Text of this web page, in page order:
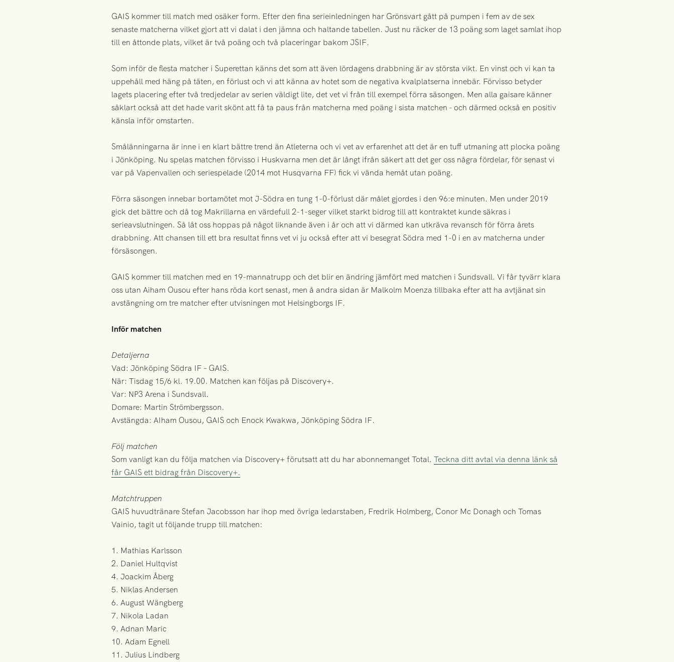
GAIS kommer till match med osäker form. Efter den fina serieinledningen har Grönsvart gått på pumpen i fem av de sex
senaste matcherna vilket gjort att vi dalat i den jämna och haltande tabellen. Just nu räcker de 13 poäng som laget samlat ihop
till en åttonde plats, vilket är två poäng och två placeringar bakom JSIF.
Som inför de flesta matcher i Superettan känns det som att även lördagens drabbning är av största vikt. En vinst och vi kan ta
uppehåll med häng på täten, en förlust och vi att känna av hotet som de negativa kvalplatserna innebär. Förvisso betyder
lagets placering efter två tredjedelar av serien väldigt lite, det vet vi från till exempel förra säsongen. Men alla gaisare känner
såklart också att det hade varit skönt att få ta paus från matcherna med poäng i sista matchen - och därmed också en positiv
känsla inför omstarten.
Smålänningarna är inne i en klart bättre trend än Atleterna och vi vet av erfarenhet att det är en tuff utmaning att plocka poäng
i Jönköping. Nu spelas matchen förvisso i Huskvarna men det är långt ifrån säkert att det ger oss några fördelar, för senast vi
var på Vapenvallen och seriespelade (2014 mot Husqvarna FF) fick vi vända hemåt utan poäng.
Förra säsongen innebar bortamötet mot J-Södra en tung 1-0-förlust där målet gjordes i den 96:e minuten. Men under 2019
gick det bättre och då tog Makrillarna en värdefull 2-1-seger vilket starkt bidrog till att kontraktet kunde säkras i
serieavslutningen. Så låt oss hoppas på något liknande även i år och att vi därmed kan utkräva revansch för förra årets
drabbning. Att chansen till ett bra resultat finns vet vi ju också efter att vi besegrat Södra med 1-0 i en av matcherna under
försäsongen.
GAIS kommer till matchen med en 19-mannatrupp och det blir en ändring jämfört med matchen i Sundsvall. Vi får tyvärr klara
oss utan Aiham Ousou efter hans röda kort senast, men å andra sidan är Malkolm Moenza tillbaka efter att ha avtjänat sin
avstängning om tre matcher efter utvisningen mot Helsingborgs IF.
Inför matchen
Detaljerna
Vad: Jönköping Södra IF – GAIS.
När: Tisdag 15/6 kl. 19.00. Matchen kan följas på Discovery+.
Var: NP3 Arena i Sundsvall.
Domare: Martin Strömbergsson.
Avstängda: AIham Ousou, GAIS och Enock Kwakwa, Jönköping Södra IF.
Följ matchen
Som vanligt kan du följa matchen via Discovery+ förutsatt att du har abonnemanget Total. Teckna ditt avtal via denna länk så
får GAIS ett bidrag från Discovery+.
Matchtruppen
GAIS huvudtränare Stefan Jacobsson har ihop med övriga ledarstaben, Fredrik Holmberg, Conor Mc Donagh och Tomas
Vainio, tagit ut följande trupp till matchen:
1. Mathias Karlsson
2. Daniel Hultqvist
4. Joackim Åberg
5. Niklas Andersen
6. August Wängberg
7. Nikola Ladan
9. Adnan Maric
10. Adam Egnell
11. Julius Lindberg